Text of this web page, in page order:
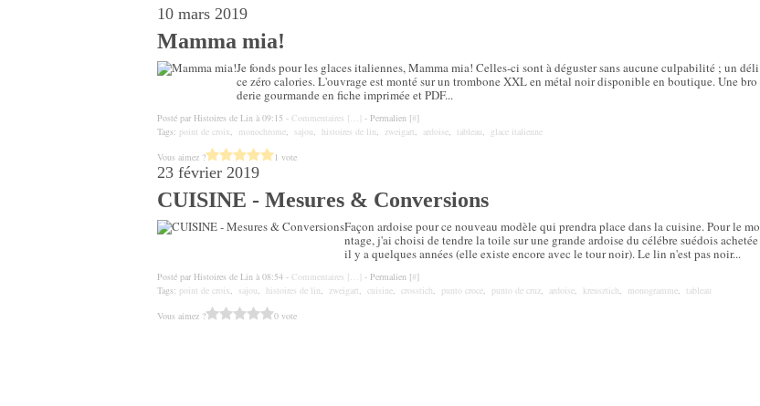
10 mars 2019
Mamma mia!
Je fonds pour les glaces italiennes, Mamma mia! Celles-ci sont à déguster sans aucune culpabilité ; un déli
ce zéro calories. L'ouvrage est monté sur un trombone XXL en métal noir disponible en boutique. Une bro
derie gourmande en fiche imprimée et PDF...
Posté par Histoires de Lin à 09:15 - Commentaires [… - Permalien [#]
Tags: point de croix, monochrome, sajou, histoires de lin, zweigart, ardoise, tableau, glace italienne
Vous aimez ?
1 vote
23 février 2019
CUISINE - Mesures & Conversions
Façon ardoise pour ce nouveau modèle qui prendra place dans la cuisine. Pour le mo
ntage, j'ai choisi de tendre la toile sur une grande ardoise du célébre suédois achetée
il y a quelques années (elle existe encore avec le tour noir). Le lin n'est pas noir...
Posté par Histoires de Lin à 08:54 - Commentaires [… - Permalien [#]
Tags: point de croix, sajou, histoires de lin, zweigart, cuisine, crosstich, punto croce, punto de cruz, ardoise, kreusztich, monogramme, tableau
Vous aimez ?
0 vote